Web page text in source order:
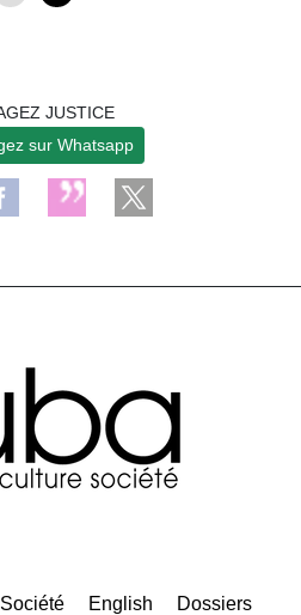
JUSTICE
sur Whatsapp
Société English
Dossiers